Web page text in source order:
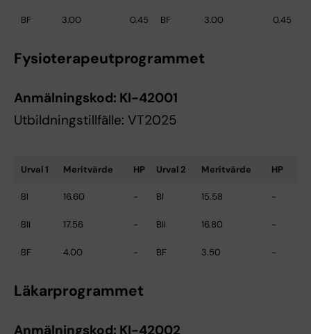
BF 3.00 0.45 BF 3.00 0.45
Fysioterapeutprogrammet
Anmälningskod: KI-42001
Utbildningstillfälle: VT2025
Urval 1 Meritvärde HP Urval 2 Meritvärde HP
BI 16.60 - BI 15.58 -
BII 17.56 - BII 16.80 -
BF 4.00 - BF 3.50 -
Läkarprogrammet
Anmälningskod: KI-42002